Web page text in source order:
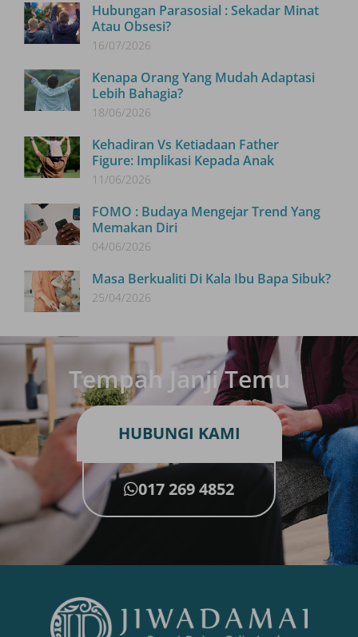
Hubungan Parasosial : Sekadar Minat
Atau Obsesi?
16/07/2026
Kenapa Orang Yang Mudah Adaptasi
Lebih Bahagia?
18/06/2026
Kehadiran Vs Ketiadaan Father
Figure: Implikasi Kepada Anak
11/06/2026
FOMO : Budaya Mengejar Trend Yang
Memakan Diri
04/06/2026
Masa Berkualiti Di Kala Ibu Bapa Sibuk?
25/04/2026
Tempah Janji Temu
HUBUNGI KAMI
017 269 4852